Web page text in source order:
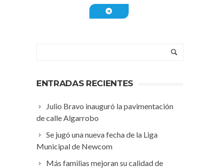
ENTRADAS RECIENTES
Julio Bravo inauguró la pavimentación
de calle Algarrobo
Se jugó una nueva fecha de la Liga
Municipal de Newcom
Más familias mejoran su calidad de